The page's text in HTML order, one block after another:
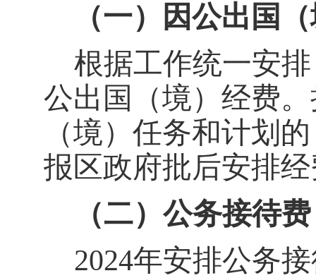
（一）因公出国
根据工作统一安
公出国（境）经费
（境）任务和计划
报区政府批后安排
（二）公务接待费
2024年安排公务